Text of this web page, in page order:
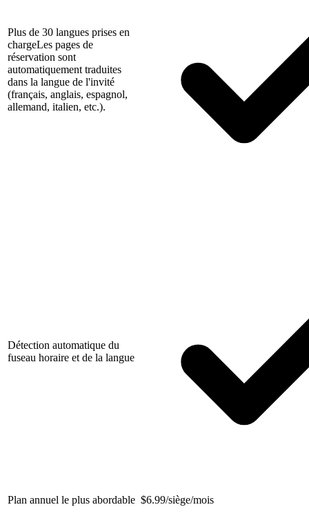
Plus de 30 langues prises en
chargeLes pages de
réservation sont
automatiquement traduites
dans la langue de l'invité
(français, anglais, espagnol,
allemand, italien, etc.).
Détection automatique du
fuseau horaire et de la langue
Plan annuel le plus abordable $6.99/siège/mois